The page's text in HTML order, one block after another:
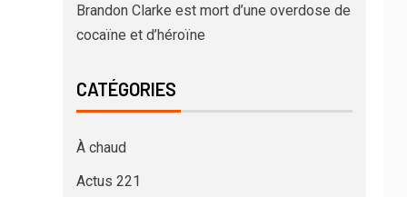
Brandon Clarke est mort d’une overdose de
cocaïne et d’héroïne
CATÉGORIES
À chaud
Actus 221